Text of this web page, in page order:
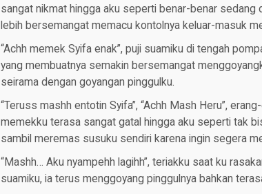
sangat nikmat hingga aku seperti benar-benar
lebih bersemangat memacu kontolnya keluar-masuk
“Achh memek Syifa enak”, puji suamiku di tengah
yang membuatnya semakin bersemangat
seirama dengan goyangan pinggulku.
“Teruss mashh entotin Syifa”, “Achh Mash Heru”,
memekku terasa sangat gatal hingga aku seperti tak
sambil meremas susuku sendiri karena ingin segera
“Mashh… Aku nyampehh lagihh”, teriakku saat ku
suamiku, ia terus menggoyang pinggulnya bahkan